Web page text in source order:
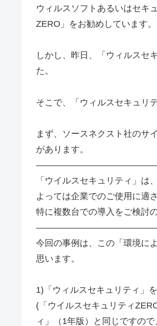
ウィルスソフトあるいはセキ
ZERO」をお勧めしています。
しかし、昨日、「ウィルスセ
た。
そこで、「ウィルスセキュリ
まず、ソースネクスト社のサ
があります。
「ウイルスセキュリティ」
よっては企業でのご使用に適
特に複数台での導入をご検討
今回の事例は、この「環境に
思います。
1)「ウィルスセキュリティ」
(「ウイルスセキュリティ
ィ」（1年版）と同じですの